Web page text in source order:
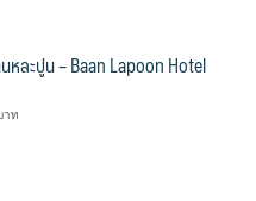
หละปูน – Baan Lapoon Hotel
าท